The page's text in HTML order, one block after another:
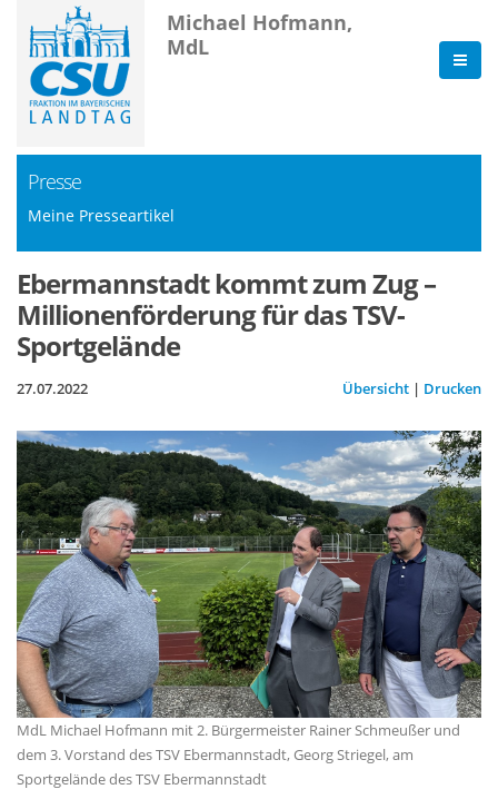
Michael Hofmann,
MdL
Presse
Meine Presseartikel
Ebermannstadt kommt zum Zug –
Millionenförderung für das TSV-
Sportgelände
27.07.2022 Übersicht | Drucken
MdL Michael Hofmann mit 2. Bürgermeister Rainer Schmeußer und
dem 3. Vorstand des TSV Ebermannstadt, Georg Striegel, am
Sportgelände des TSV Ebermannstadt